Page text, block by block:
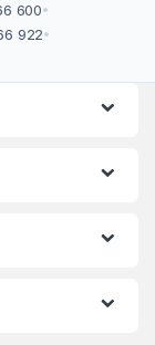
600•
922•